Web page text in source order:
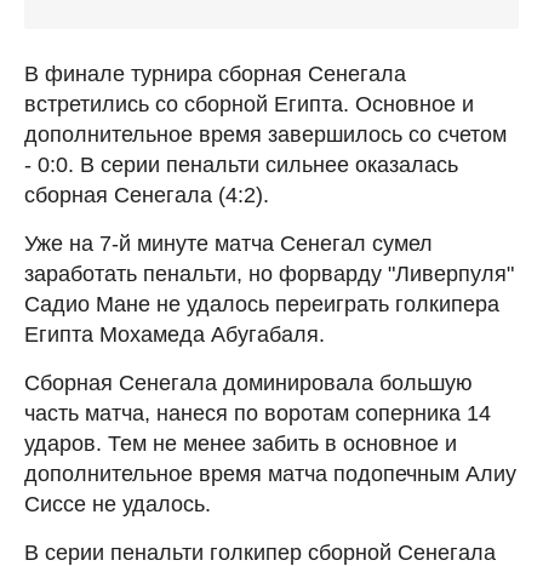
В финале турнира сборная Сенегала
встретились со сборной Египта. Основное и
дополнительное время завершилось со счетом
- 0:0. В серии пенальти сильнее оказалась
сборная Сенегала (4:2).
Уже на 7-й минуте матча Сенегал сумел
заработать пенальти, но форварду "Ливерпуля"
Садио Мане не удалось переиграть голкипера
Египта Мохамеда Абугабаля.
Сборная Сенегала доминировала большую
часть матча, нанеся по воротам соперника 14
ударов. Тем не менее забить в основное и
дополнительное время матча подопечным Алиу
Сиссе не удалось.
В серии пенальти голкипер сборной Сенегала